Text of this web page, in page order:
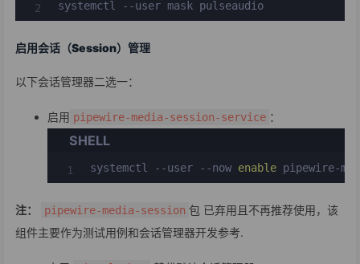
systemctl --user mask pulseaudio
启用会话（Session）管理
以下会话管理器二选一：
启用 pipewire-media-session-service ：
SHELL
systemctl --user --now enable pipewire-
注： pipewire-media-session 包 已弃用且不再推荐使用，该
组件主要作为测试用例和会话管理器开发参考.